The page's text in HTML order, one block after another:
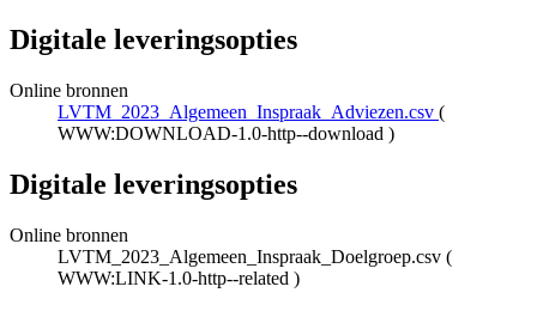
Digitale leveringsopties
Online bronnen
LVTM_2023_Algemeen_Inspraak_Adviezen.csv (
WWW:DOWNLOAD-1.0-http--download )
Digitale leveringsopties
Online bronnen
LVTM_2023_Algemeen_Inspraak_Doelgroep.csv (
WWW:LINK-1.0-http--related )